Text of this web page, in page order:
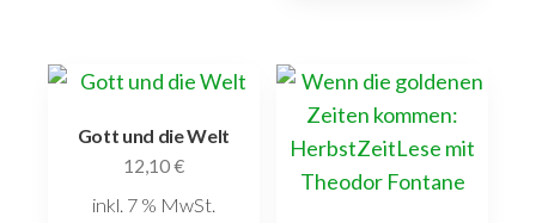
Gott und die Welt
12,10€
inkl. 7 % MwSt.